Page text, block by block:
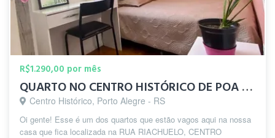
R$1.290,00 por mês
QUARTO NO CENTRO HISTÓRICO DE POA - UFRGS ADM
Centro Histórico, Porto Alegre - RS
Oi gente! Esse é um dos quartos que estão vagos aqui na nossa
casa que fica localizada na RUA RIACHUELO, CENTRO